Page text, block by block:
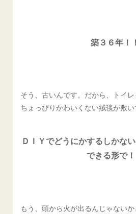
築３６年！！
そう、古いんです。だから、トイレ
ちょっぴりかわいくない絨毯が敷い
ＤＩＹでどうにかするしかな
できる形で！
もう、頭から火が出るんじゃない